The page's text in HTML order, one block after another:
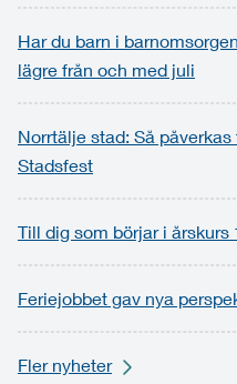
Har du barn i
lägre från och med juli
Norrtälje stad: Så
Stadsfest
Till dig som börjar i
Feriejobbet gav nya
Fler nyheter